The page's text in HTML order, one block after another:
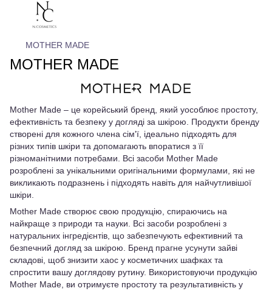
MOTHER MADE
MOTHER MADE
Mother Made – це корейський бренд, який уособлює простоту,
ефективність та безпеку у догляді за шкірою. Продукти бренду
створені для кожного члена сім'ї, ідеально підходять для
різних типів шкіри та допомагають впоратися з її
різноманітними потребами. Всі засоби Mother Made
розроблені за унікальними оригінальними формулами, які не
викликають подразнень і підходять навіть для найчутливішої
шкіри.
Mother Made створює свою продукцію, спираючись на
найкраще з природи та науки. Всі засоби розроблені з
натуральних інгредієнтів, що забезпечують ефективний та
безпечний догляд за шкірою. Бренд прагне усунути зайві
складові, щоб знизити хаос у косметичних шафках та
спростити вашу доглядову рутину. Використовуючи продукцію
Mother Made, ви отримуєте простоту та результативність у